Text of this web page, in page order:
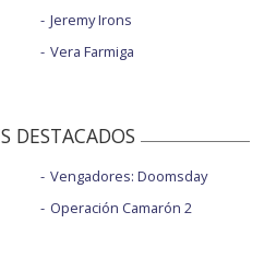
Jeremy Irons
Vera Farmiga
DESTACADOS
Vengadores: Doomsday
Operación Camarón 2